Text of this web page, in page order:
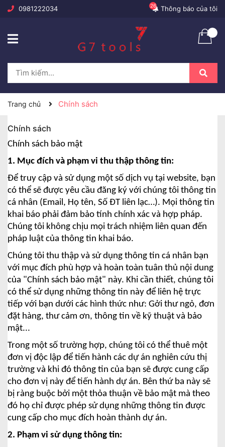
0981222034 Thông báo của tôi
26
Trang chủ Chính sách
Chính sách
Chính sách bảo mật
1. Mục đích và phạm vi thu thập thông tin:
Để truy cập và sử dụng một số dịch vụ tại website, bạn
có thể sẽ được yêu cầu đăng ký với chúng tôi thông tin
cá nhân (Email, Họ tên, Số ĐT liên lạc…). Mọi thông tin
khai báo phải đảm bảo tính chính xác và hợp pháp.
Chúng tôi không chịu mọi trách nhiệm liên quan đến
pháp luật của thông tin khai báo.
Chúng tôi thu thập và sử dụng thông tin cá nhân bạn
với mục đích phù hợp và hoàn toàn tuân thủ nội dung
của "Chính sách bảo mật" này. Khi cần thiết, chúng tôi
có thể sử dụng những thông tin này để liên hệ trực
tiếp với bạn dưới các hình thức như: Gởi thư ngỏ, đơn
đặt hàng, thư cảm ơn, thông tin về kỹ thuật và bảo
mật...
Trong một số trường hợp, chúng tôi có thể thuê một
đơn vị độc lập để tiến hành các dự án nghiên cứu thị
trường và khi đó thông tin của bạn sẽ được cung cấp
cho đơn vị này để tiến hành dự án. Bên thứ ba này sẽ
bị ràng buộc bởi một thỏa thuận về bảo mật mà theo
đó họ chỉ được phép sử dụng những thông tin được
cung cấp cho mục đích hoàn thành dự án.
2. Phạm vi sử dụng thông tin: